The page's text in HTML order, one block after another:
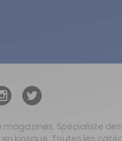
Spécialiste
kiosque. Toutes les